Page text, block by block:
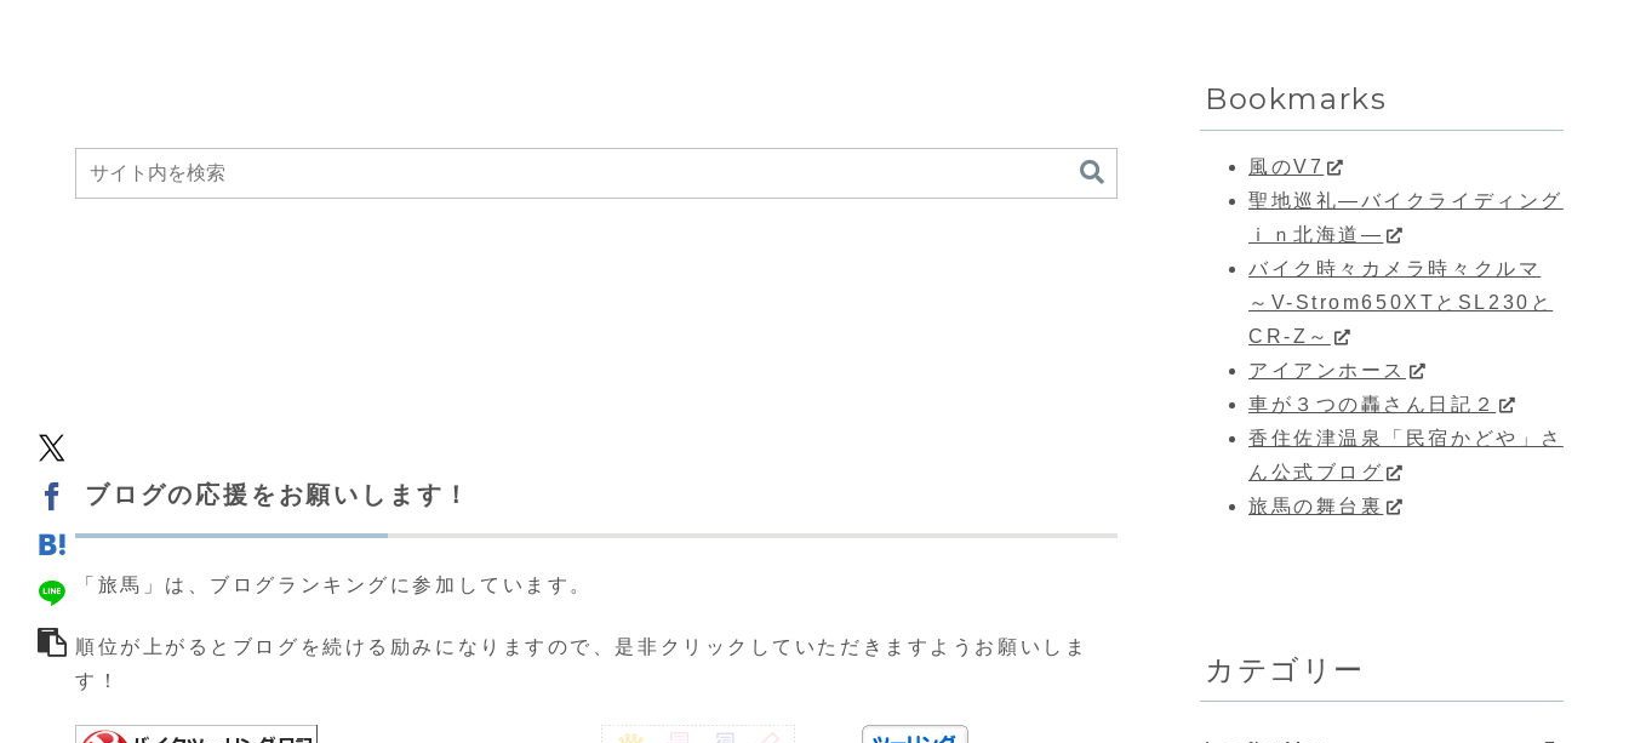
ブログの応援をお願いします！
「旅馬」は、ブログランキングに参加しています。
順位が上がるとブログを続ける励みになりますので、是非クリックしていただきますようお願いしま
す！
Bookmarks
風のV7
聖地巡礼―バイクライディング
ｉｎ北海道―
バイク時々カメラ時々クルマ
～V-Strom650XTとSL230と
CR-Z～
アイアンホース
車が３つの轟さん日記２
香住佐津温泉「民宿かどや」さ
ん公式ブログ
旅馬の舞台裏
カテゴリー